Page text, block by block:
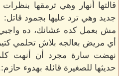
قالتها أنهار وهي ترمقها
جديد وهي ترد عليها بجمود قاتل:
مش بعمل كده عشانك، ده واجبي
أي مريض بعالجه بلاش تحلمي
نهضت سارة مجرد أن أنهت
حديثها للصغيرة قائلة بهدوء